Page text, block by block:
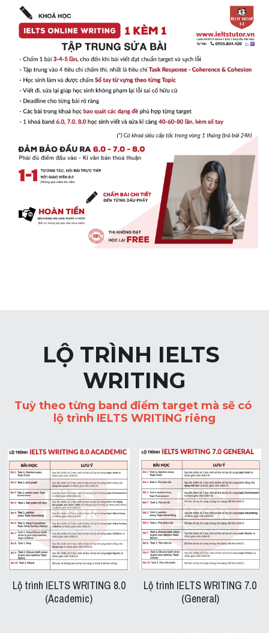
LỘ TRÌNH IELTS
WRITING
Tuỳ theo từng band điểm target mà sẽ có
lộ trình IELTS WRITING riêng
Lộ trình IELTS WRITING 8.0
(Academic)
Lộ trình IELTS WRITING 7.0
(General)